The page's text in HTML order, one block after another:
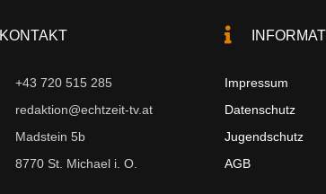
KONTAKT
+43 720 515 285
redaktion@echtzeit-tv.at
Madstein 5b
8770 St. Michael i. O.
Impressum
Datenschutz
Jugendschutz
AGB